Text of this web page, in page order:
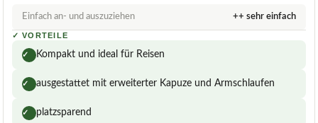
Einfach an- und auszuziehen ++ sehr einfach
✓ VORTEILE
✓ Kompakt und ideal für Reisen
✓ ausgestattet mit erweiterter Kapuze und Armschlaufen
✓ platzsparend